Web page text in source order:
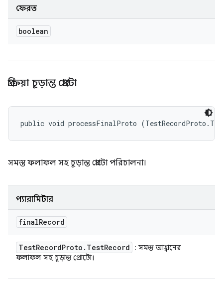
ফেরত
boolean
প্রক্রিয়া চূড়ান্ত প্রোটো
public void processFinalProto
সমস্ত ফলাফল সহ চূড়ান্ত প্রোটো পরিচালনা।
প্যারামিটার
finalRecord
TestRecordProto . TestRecord
: সমস্ত আহ্বানের
ফলাফল সহ চূড়ান্ত প্রোটো।